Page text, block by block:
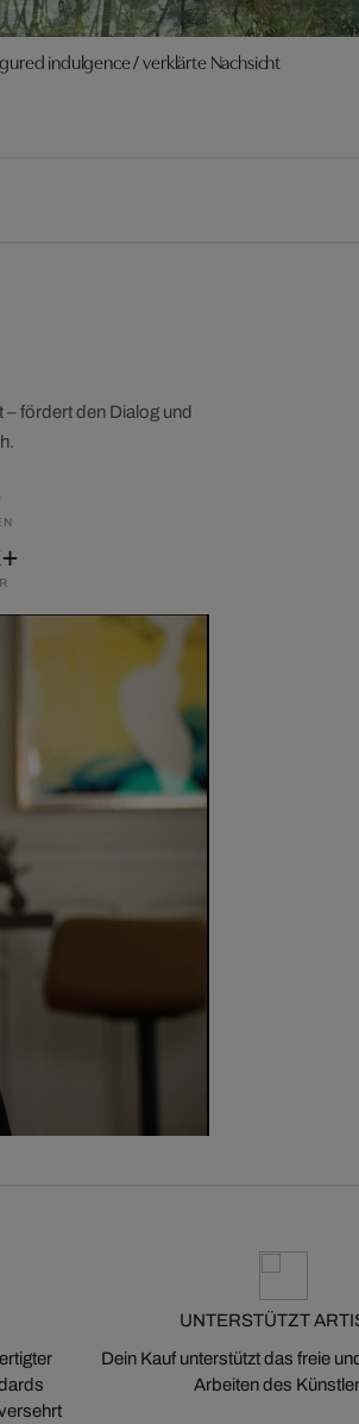
indulgence / verklärte Nachsicht
fördert den Dialog und
UNTERSTÜTZT
Dein Kauf unterstützt das freie
Arbeiten des